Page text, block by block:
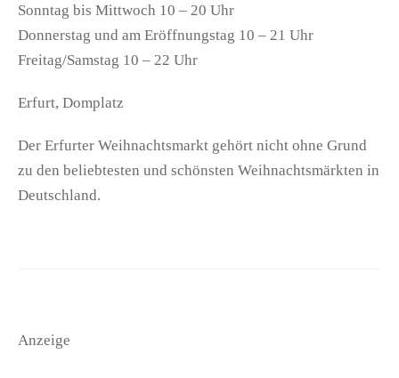
Sonntag bis Mittwoch 10 – 20 Uhr
Donnerstag und am Eröffnungstag 10 – 21 Uhr
Freitag/Samstag 10 – 22 Uhr
Erfurt, Domplatz
Der Erfurter Weihnachtsmarkt gehört nicht ohne Grund
zu den beliebtesten und schönsten Weihnachtsmärkten in
Deutschland.
Anzeige